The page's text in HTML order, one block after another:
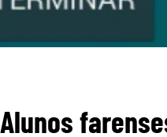
Alunos